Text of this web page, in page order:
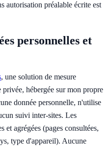
autorisation préalable écrite est
personnelles et
, une solution de mesure
privée, hébergée sur mon propre
donnée personnelle, n'utilise
suivi inter-sites. Les
et agrégées (pages consultées,
type d'appareil). Aucune